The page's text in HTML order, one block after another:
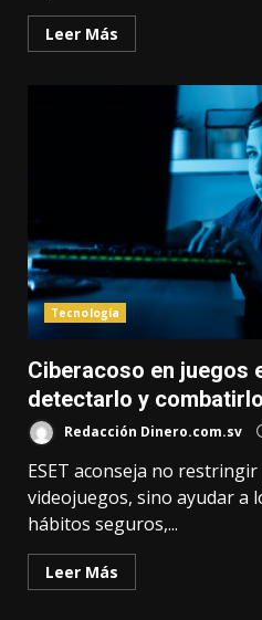
Leer Más
Tecnología
Ciberacoso en juegos
detectarlo y combatirlo
Redacción Dinero.com.sv
ESET aconseja no
videojuegos, sino ayudar a
hábitos seguros,...
Leer Más